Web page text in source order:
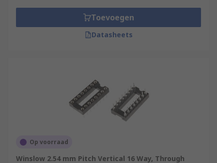
Toevoegen
Datasheets
Op voorraad
Winslow 2.54 mm Pitch Vertical 16 Way, Through